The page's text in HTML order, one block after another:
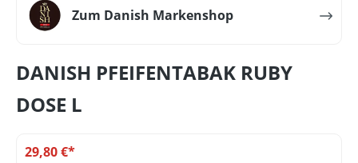
Zum Danish Markenshop
DANISH PFEIFENTABAK RUBY
DOSE L
29,80 €*